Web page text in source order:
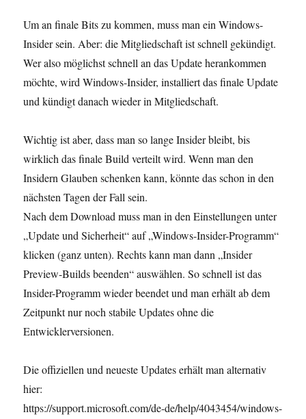
Um an finale Bits zu kommen, muss man ein Windows-
Insider sein. Aber: die Mitgliedschaft ist schnell gekündigt.
Wer also möglichst schnell an das Update herankommen
möchte, wird Windows-Insider, installiert das finale Update
und kündigt danach wieder in Mitgliedschaft.
Wichtig ist aber, dass man so lange Insider bleibt, bis
wirklich das finale Build verteilt wird. Wenn man den
Insidern Glauben schenken kann, könnte das schon in den
nächsten Tagen der Fall sein.
Nach dem Download muss man in den Einstellungen unter
„Update und Sicherheit“ auf „Windows-Insider-Programm“
klicken (ganz unten). Rechts kann man dann „Insider
Preview-Builds beenden“ auswählen. So schnell ist das
Insider-Programm wieder beendet und man erhält ab dem
Zeitpunkt nur noch stabile Updates ohne die
Entwicklerversionen.
Die offiziellen und neueste Updates erhält man alternativ
hier:
https://support.microsoft.com/de-de/help/4043454/windows-